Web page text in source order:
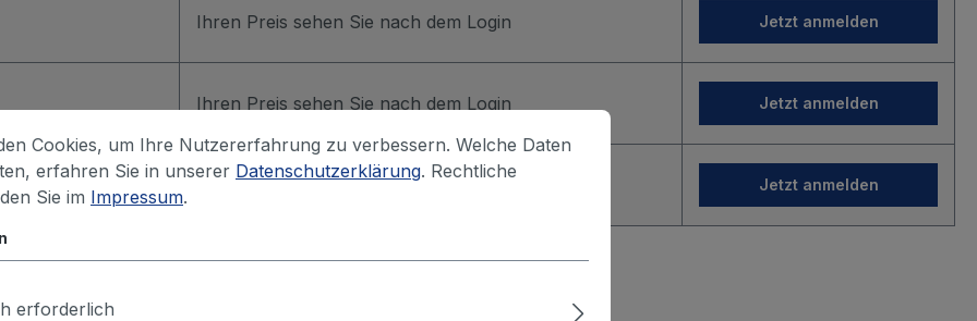
Ihren Preis sehen Sie nach dem Login Jetzt anmelden
Ihren Preis sehen Sie nach dem Login Jetzt anmelden
Ihren Preis sehen Sie nach dem Login Jetzt anmelden
Cookies, um Ihre Nutzererfahrung zu verbessern. Welche Daten
erfahren Sie in unserer Datenschutzerklärung. Rechtliche
Sie im Impressum.
erforderlich